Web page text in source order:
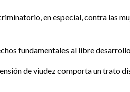
en especial, contra las
fundamentales al libre
de viudez comporta un trato